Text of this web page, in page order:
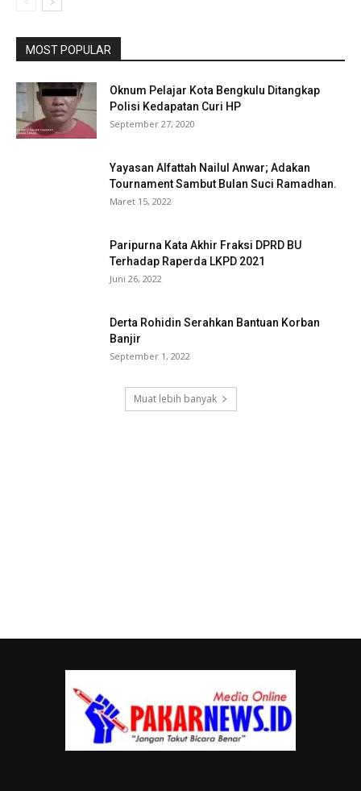
MOST POPULAR
Oknum Pelajar Kota Bengkulu Ditangkap
Polisi Kedapatan Curi HP
September 27, 2020
Yayasan Alfattah Nailul Anwar; Adakan
Tournament Sambut Bulan Suci Ramadhan.
Maret 15, 2022
Paripurna Kata Akhir Fraksi DPRD BU
Terhadap Raperda LKPD 2021
Juni 26, 2022
Derta Rohidin Serahkan Bantuan Korban
Banjir
September 1, 2022
Muat lebih banyak